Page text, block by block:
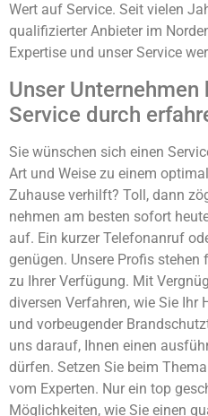
Wert auf Service. Seit vielen
qualifizierter Anbieter im
Expertise und unser Service
Unser
Service durch
Sie wünschen sich einen
Art und Weise zu einem
Zuhause verhilft? Toll, dann
nehmen am besten sofort
auf. Ein kurzer Telefonanruf
genügen. Unsere Profis
zu Ihrer Verfügung. Mit
diversen Verfahren, wie Sie Ihr
und vorbeugender
uns darauf, Ihnen einen
dürfen. Setzen Sie beim
vom Experten. Nur ein top
Möglichkeiten, wie Sie einen